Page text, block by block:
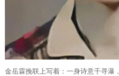
金岳霖挽联上写着：一身诗意千寻瀑